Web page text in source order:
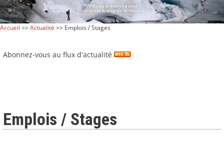
Accueil >>Actualité >> Emplois / Stages
Abonnez-vous au flux d'actualité
Emplois / Stages